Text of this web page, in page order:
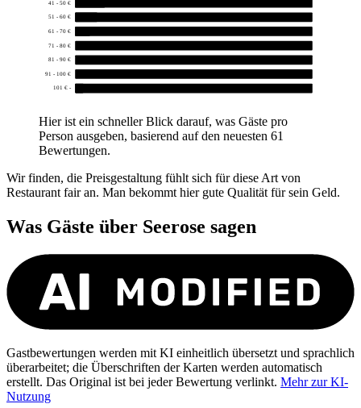
41 - 50 €
51 - 60 €
61 - 70 €
71 - 80 €
81 - 90 €
91 - 100 €
101 € -
Hier ist ein schneller Blick darauf, was Gäste pro
Person ausgeben, basierend auf den neuesten 61
Bewertungen.
Wir finden, die Preisgestaltung fühlt sich für diese Art von
Restaurant fair an. Man bekommt hier gute Qualität für sein Geld.
Was Gäste über Seerose sagen
Gastbewertungen werden mit KI einheitlich übersetzt und sprachlich
überarbeitet; die Überschriften der Karten werden automatisch
erstellt. Das Original ist bei jeder Bewertung verlinkt. Mehr zur KI-
Nutzung